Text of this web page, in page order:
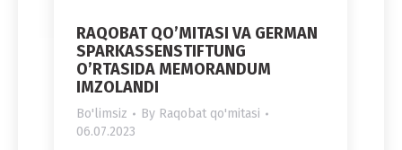
RAQOBAT QO’MITASI VA GERMAN
SPARKASSENSTIFTUNG
O’RTASIDA MEMORANDUM
IMZOLANDI
Bo'limsiz By Raqobat qo'mitasi
06.07.2023